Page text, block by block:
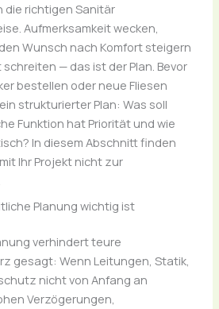
die richtigen Sanitär
Aufmerksamkeit wecken,
Wunsch nach Komfort steigern
— das ist der Plan. Bevor
bestellen oder neue Fliesen
strukturierter Plan: Was soll
Funktion hat Priorität und wie
In diesem Abschnitt finden
Ihr Projekt nicht zur
Planung wichtig ist
verhindert teure
gesagt: Wenn Leitungen, Statik,
nicht von Anfang an
Verzögerungen,